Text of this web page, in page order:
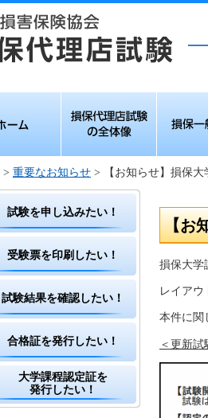
全体像
> 重要なお知らせ > 【お知らせ】損保
試験を申し込みたい！
受験票を印刷したい！
試験結果を確認したい！
合格証を発行したい！
大学課程認定証を
発行したい！
【お
損保大学
レイアウ
本件に関
＜更新試